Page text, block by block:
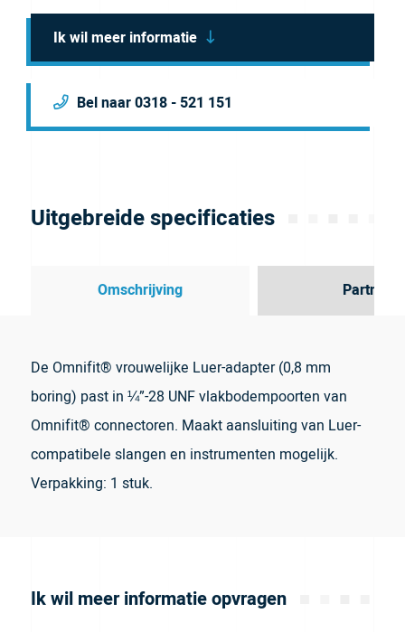
Ik wil meer informatie
Bel naar 0318 - 521 151
Uitgebreide specificaties
Omschrijving Partner
De Omnifit® vrouwelijke Luer-adapter (0,8 mm
boring) past in ¼”-28 UNF vlakbodempoorten van
Omnifit® connectoren. Maakt aansluiting van Luer-
compatibele slangen en instrumenten mogelijk.
Verpakking: 1 stuk.
Ik wil meer informatie opvragen